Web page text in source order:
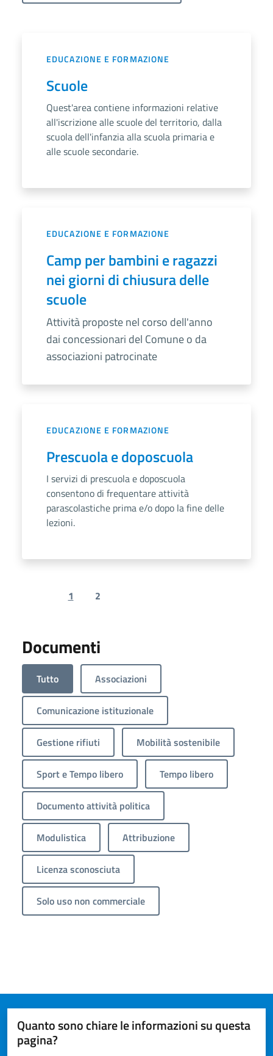
EDUCAZIONE E FORMAZIONE
Scuole
Quest'area contiene informazioni relative
all'iscrizione alle scuole del territorio, dalla
scuola dell'infanzia alla scuola primaria e
alle scuole secondarie.
EDUCAZIONE E FORMAZIONE
Camp per bambini e ragazzi
nei giorni di chiusura delle
scuole
Attività proposte nel corso dell'anno
dai concessionari del Comune o da
associazioni patrocinate
EDUCAZIONE E FORMAZIONE
Prescuola e doposcuola
I servizi di prescuola e doposcuola
consentono di frequentare attività
parascolastiche prima e/o dopo la fine delle
lezioni.
Previous page
1 2
Documenti
Tutto Associazioni
Comunicazione istituzionale
Gestione rifiuti Mobilità sostenibile
Sport e Tempo libero Tempo libero
Documento attività politica
Modulistica Attribuzione
Licenza sconosciuta
Solo uso non commerciale
Quanto sono chiare le informazioni su questa
pagina?